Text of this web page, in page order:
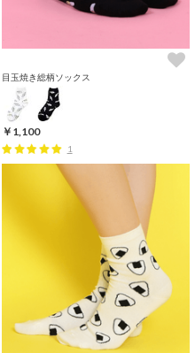
目玉焼き総柄ソックス
￥1,100
1